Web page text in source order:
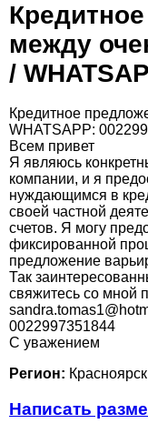
между
/
Кредитное
WHATSAPP:
Всем привет
Я являюсь
компании, и я
нуждающимся в
своей частной
счетов. Я могу
фиксированной
предложение
Так
свяжитесь со мной
0022997351844
С уважением
Регион: Красноярск
Написать